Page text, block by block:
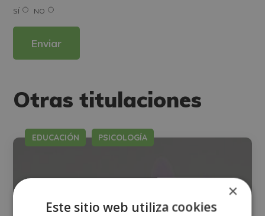
los productos ofrecidos y otros tipo de productos que fueran de su
interés.
Derechos: Puede ejercitar sus derechos identificándose suficientemente,
Para más información consulte nuestra Política de Privacidad.
SÍ NO
Otras titulaciones
EDUCACIÓN PSICOLOGÍA
×
Este sitio web utiliza cookies